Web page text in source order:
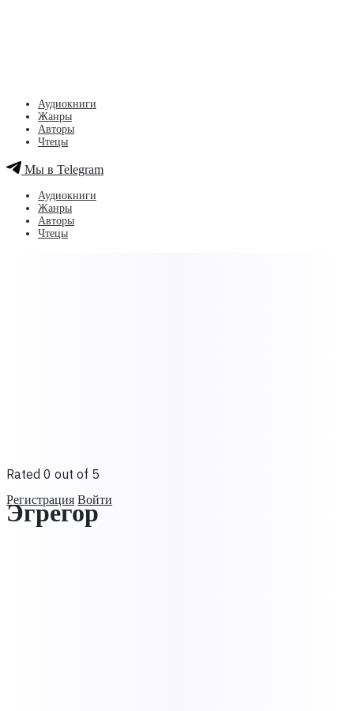
Регистрация Войти
Аудиокниги
Жанры
Авторы
Чтецы
Мы в Telegram
Аудиокниги
Жанры
Авторы
Чтецы
Rated 0 out of 5
Эгрегор